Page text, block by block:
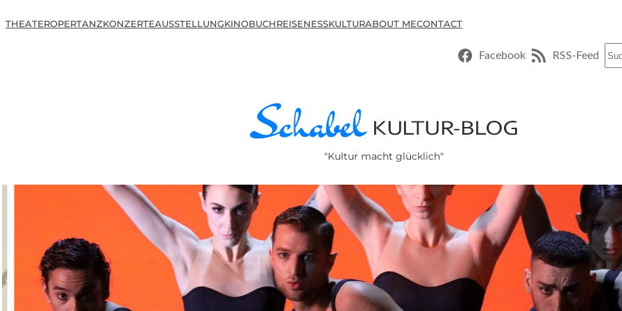
THEATEROPERTANZKONZERTEAUSSTELLUNGKINOBUCHREISENESSKULTURABOUT MECONTACT
Facebook RSS-Feed
"Kultur macht glücklich"